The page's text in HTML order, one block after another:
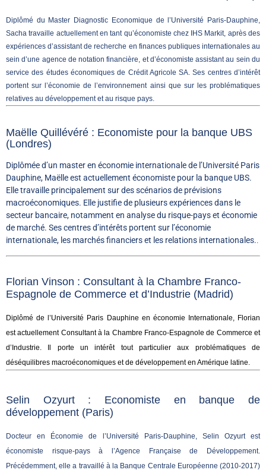
Diplômé du Master Diagnostic Economique de l’Université Paris-Dauphine,
Sacha travaille actuellement en tant qu’économiste chez IHS Markit, après des
expériences d’assistant de recherche en finances publiques internationales au
sein d’une agence de notation financière, et d’économiste assistant au sein du
service des études économiques de Crédit Agricole SA. Ses centres d’intérêt
portent sur l’économie de l’environnement ainsi que sur les problématiques
relatives au développement et au risque pays.
Maëlle Quillévéré : Economiste pour la banque UBS
(Londres)
Diplômée d’un master en économie internationale de l’Université Paris
Dauphine, Maëlle est actuellement économiste pour la banque UBS.
Elle travaille principalement sur des scénarios de prévisions
macroéconomiques. Elle justifie de plusieurs expériences dans le
secteur bancaire, notamment en analyse du risque-pays et économie
de marché. Ses centres d’intérêts portent sur l’économie
internationale, les marchés financiers et les relations internationales..
Florian Vinson : Consultant à la Chambre Franco-
Espagnole de Commerce et d’Industrie (Madrid)
Diplômé de l’Université Paris Dauphine en économie Internationale, Florian
est actuellement Consultant à la Chambre Franco-Espagnole de Commerce et
d’Industrie. Il porte un intérêt tout particulier aux problématiques de
déséquilibres macroéconomiques et de développement en Amérique latine.
Selin Ozyurt : Economiste en banque de
développement (Paris)
Docteur en Économie de l’Université Paris-Dauphine, Selin Ozyurt est
économiste risque-pays à l’Agence Française de Développement.
Précédemment, elle a travaillé à la Banque Centrale Européenne (2010-2017)